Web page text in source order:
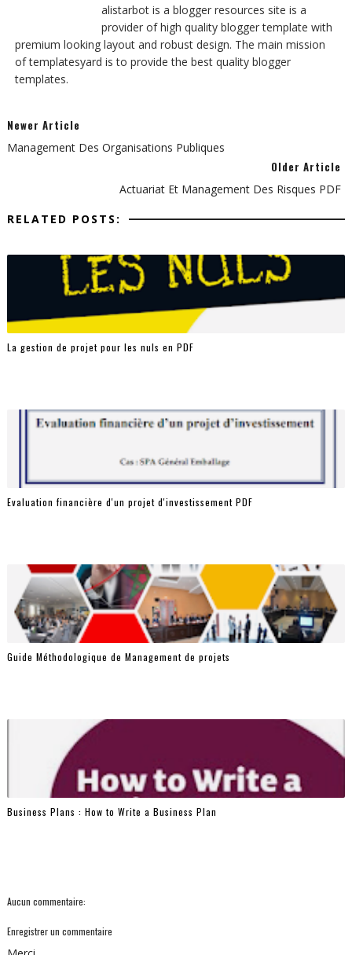
alistarbot is a blogger resources site is a
provider of high quality blogger template with
premium looking layout and robust design. The main mission
of templatesyard is to provide the best quality blogger
templates.
Newer Article
Management Des Organisations Publiques
Older Article
Actuariat Et Management Des Risques PDF
RELATED POSTS:
La gestion de projet pour les nuls en PDF
Evaluation financière d'un projet d'investissement PDF
Guide Méthodologique de Management de projets
Business Plans : How to Write a Business Plan
Aucun commentaire:
Enregistrer un commentaire